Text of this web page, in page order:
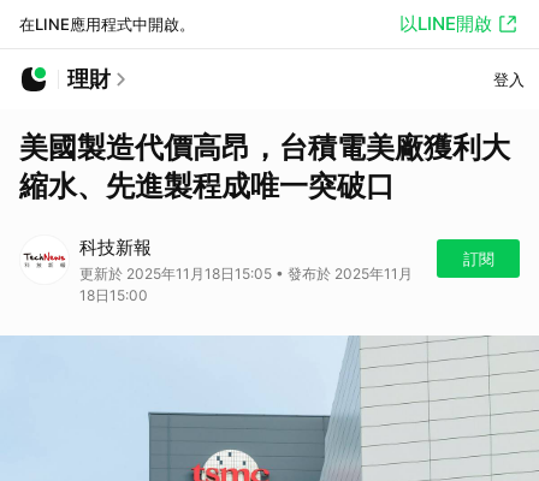
在LINE應用程式中開啟。 以LINE開啟
理財 登入
美國製造代價高昂，台積電美廠獲利大
縮水、先進製程成唯一突破口
科技新報
更新於 2025年11月18日15:05 • 發布於 2025年11月
18日15:00
訂閱